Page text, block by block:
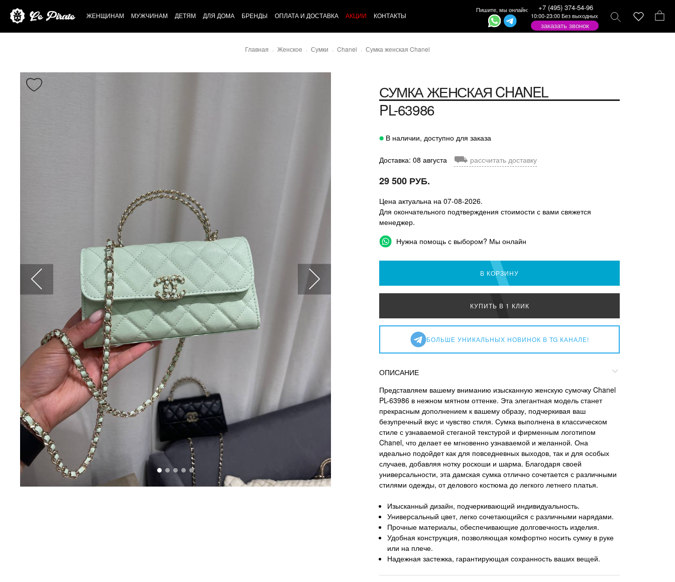
ЖЕНЩИНАМ МУЖЧИНАМ ДЕТЯМ ДЛЯ ДОМА БРЕНДЫ ОПЛАТА И ДОСТАВКА АКЦИИ КОНТАКТЫ
Пишите, мы онлайн: +7 (495) 374-54-96
10:00-23:00 Без выходных
заказать звонок
Главная Женское Сумки Chanel Сумка женская Chanel
СУМКА ЖЕНСКАЯ CHANEL
PL-63986
В наличии, доступно для заказа
Доставка: 08 августа ⛟ рассчитать доставку
29 500 РУБ.
Цена актуальна на 07-08-2026.
Для окончательного подтверждения стоимости с вами свяжется
менеджер.
Нужна помощь с выбором? Мы онлайн
В КОРЗИНУ
КУПИТЬ В 1 КЛИК
БОЛЬШЕ УНИКАЛЬНЫХ НОВИНОК В TG КАНАЛЕ!
ОПИСАНИЕ
Представляем вашему вниманию изысканную женскую сумочку Chanel
PL-63986 в нежном мятном оттенке. Эта элегантная модель станет
прекрасным дополнением к вашему образу, подчеркивая ваш
безупречный вкус и чувство стиля. Сумка выполнена в классическом
стиле с узнаваемой стеганой текстурой и фирменным логотипом
Chanel, что делает ее мгновенно узнаваемой и желанной. Она
идеально подойдет как для повседневных выходов, так и для особых
случаев, добавляя нотку роскоши и шарма. Благодаря своей
универсальности, эта дамская сумка отлично сочетается с различными
стилями одежды, от делового костюма до легкого летнего платья.
Изысканный дизайн, подчеркивающий индивидуальность.
Универсальный цвет, легко сочетающийся с различными нарядами.
Прочные материалы, обеспечивающие долговечность изделия.
Удобная конструкция, позволяющая комфортно носить сумку в руке
или на плече.
Надежная застежка, гарантирующая сохранность ваших вещей.